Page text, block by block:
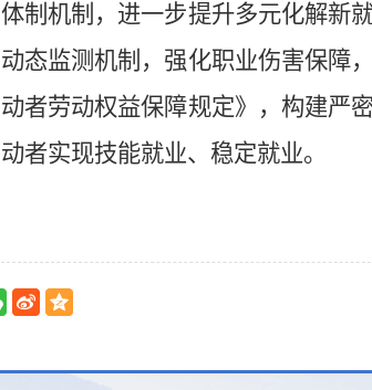
体制机制，进一步提升多元化解新
动态监测机制，强化职业伤害保障
动者劳动权益保障规定》，构建严
动者实现技能就业、稳定就业。